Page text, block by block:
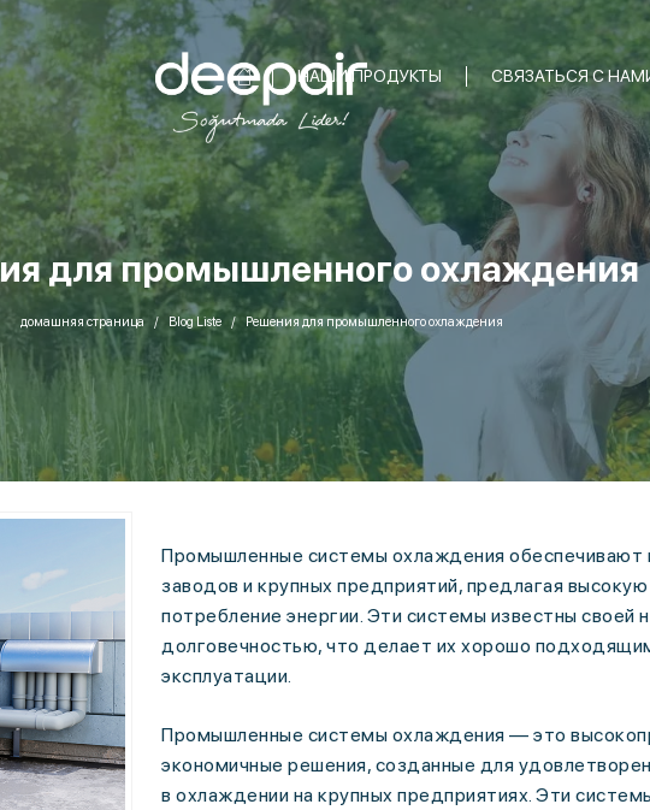
НАШИ ПРОДУКТЫ СВЯЗАТЬСЯ С
для промышленного охлаждения
домашняя страница Blog Liste Решения для промышленного охлаждения
Промышленные системы охлаждения обеспечивают
заводов и крупных предприятий, предлагая
потребление энергии. Эти системы известны своей
долговечностью, что делает их хорошо
эксплуатации.
Промышленные системы охлаждения — это
экономичные решения, созданные для
в охлаждении на крупных предприятиях. Эти